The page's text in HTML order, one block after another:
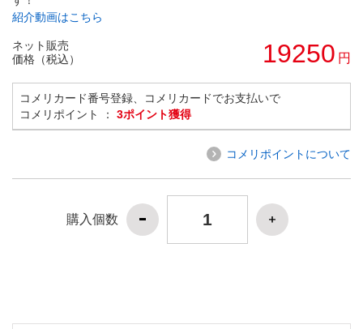
紹介動画はこちら
ネット販売
価格（税込）
19250 円
コメリカード番号登録、コメリカードでお支払いで
コメリポイント ： 3ポイント獲得
コメリポイントについて
購入個数